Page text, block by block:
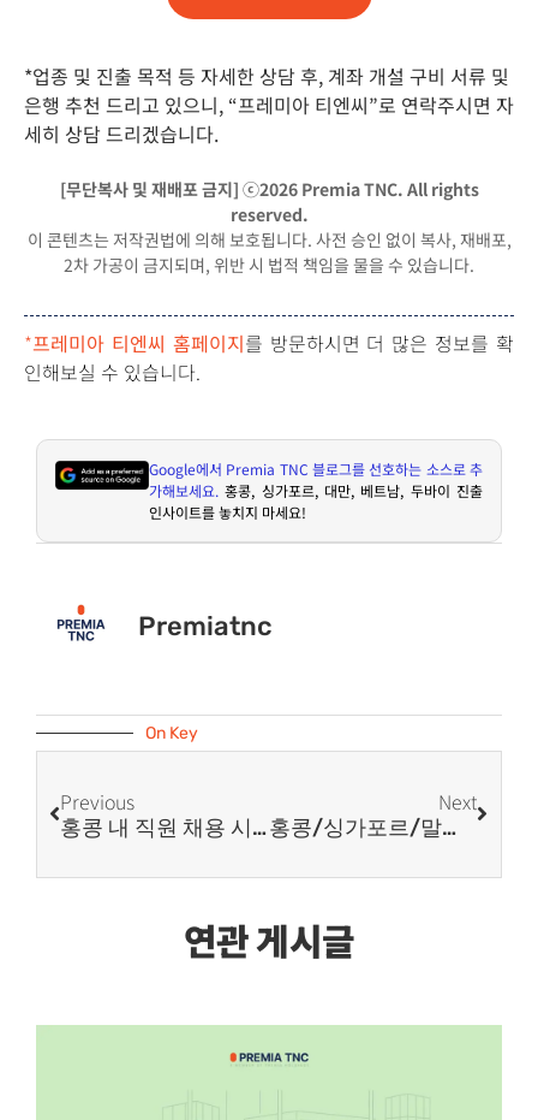
*업종 및 진출 목적 등 자세한 상담 후, 계좌 개설 구비 서류 및
은행 추천 드리고 있으니, “프레미아 티엔씨”로 연락주시면 자
세히 상담 드리겠습니다.
[무단복사 및 재배포 금지] ⓒ2026 Premia TNC. All rights
reserved.
이 콘텐츠는 저작권법에 의해 보호됩니다. 사전 승인 없이 복사, 재배포,
2차 가공이 금지되며, 위반 시 법적 책임을 물을 수 있습니다.
*프레미아 티엔씨 홈페이지를 방문하시면 더 많은 정보를 확
인해보실 수 있습니다.
Google에서 Premia TNC블로그를 선호하는 소스로 추
가해보세요. 홍콩, 싱가포르, 대만, 베트남, 두바이 진출
인사이트를 놓치지 마세요!
Premiatnc
On Key
Previous
홍콩 내 직원 채용 시 신고사항 (New 2026)
Next
홍콩/싱가포르/말레이시아/두바이 법인세 비교
연관 게시글